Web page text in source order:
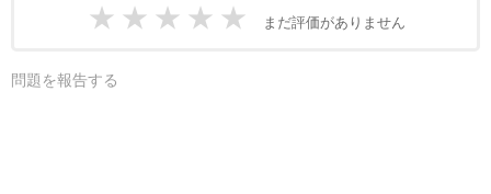
★ ★ ★ ★ ★ まだ評価がありません
問題を報告する